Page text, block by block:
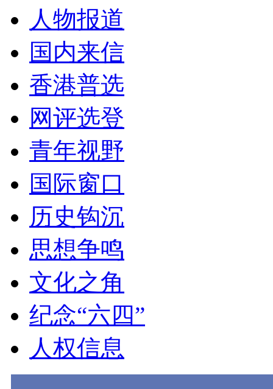
人物报道
国内来信
香港普选
网评选登
青年视野
国际窗口
历史钩沉
思想争鸣
文化之角
纪念“六四”
人权信息